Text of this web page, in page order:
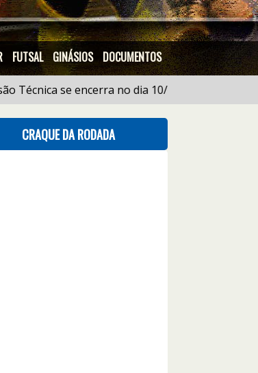
FUTSAL GINÁSIOS DOCUMENTOS
se encerra no dia 10/05 às 18:00h |
CRAQUE DA RODADA